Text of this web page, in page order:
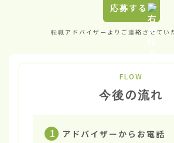
応募する
転職アドバイザーよりご連絡させてい
FLOW
今後の流れ
1 アドバイザーからお電話